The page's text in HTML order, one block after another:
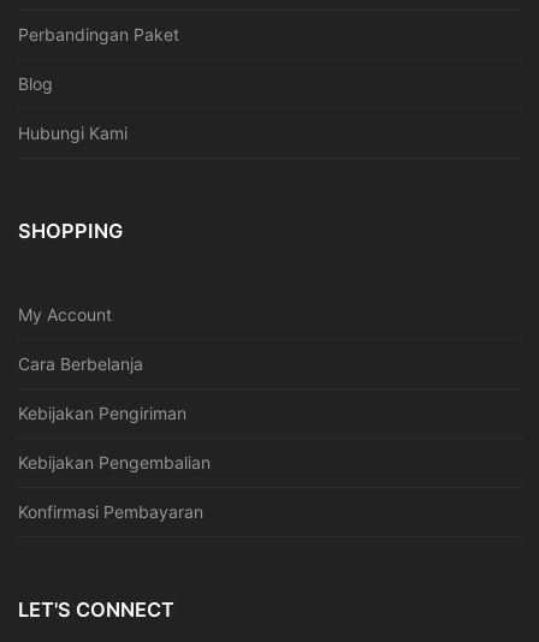
Perbandingan Paket
Blog
Hubungi Kami
SHOPPING
My Account
Cara Berbelanja
Kebijakan Pengiriman
Kebijakan Pengembalian
Konfirmasi Pembayaran
LET'S CONNECT